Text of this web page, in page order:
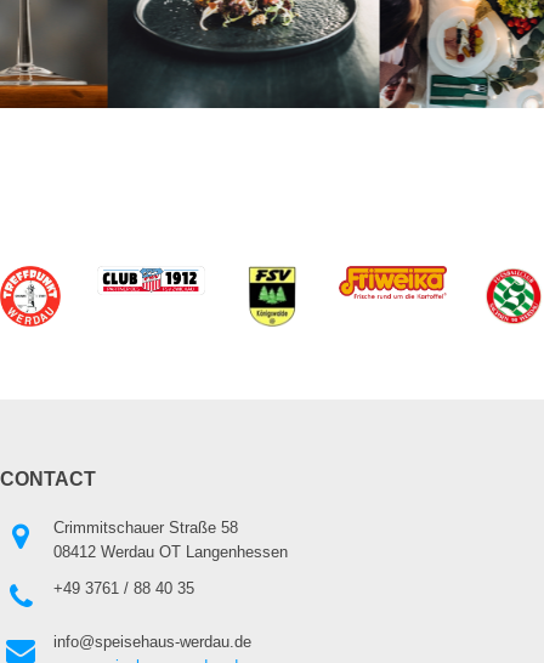
CONTACT
Crimmitschauer Straße 58
08412 Werdau OT Langenhessen
+49 3761 / 88 40 35
info@speisehaus-werdau.de